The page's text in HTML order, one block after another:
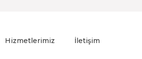
Hizmetlerimiz İletişim